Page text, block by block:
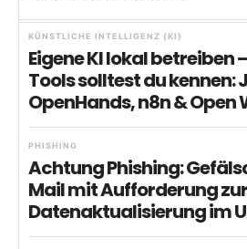
KÜNSTLICHE INTELLIGENZ (KI)
Eigene KI lokal betreiben
Tools solltest du kennen:
OpenHands, n8n & Open
PHISHING
Achtung Phishing:
Mail mit Aufforderung zur
Datenaktualisierung im